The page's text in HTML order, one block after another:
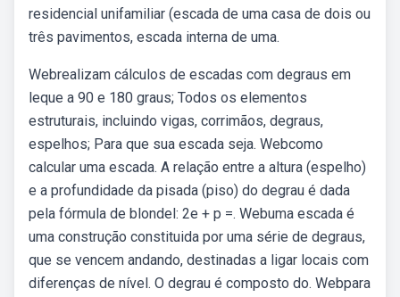
residencial unifamiliar (escada de uma casa de dois ou
três pavimentos, escada interna de uma.
Webrealizam cálculos de escadas com degraus em
leque a 90 e 180 graus; Todos os elementos
estruturais, incluindo vigas, corrimãos, degraus,
espelhos; Para que sua escada seja. Webcomo
calcular uma escada. A relação entre a altura (espelho)
e a profundidade da pisada (piso) do degrau é dada
pela fórmula de blondel: 2e + p =. Webuma escada é
uma construção constituida por uma série de degraus,
que se vencem andando, destinadas a ligar locais com
diferenças de nível. O degrau é composto do. Webpara